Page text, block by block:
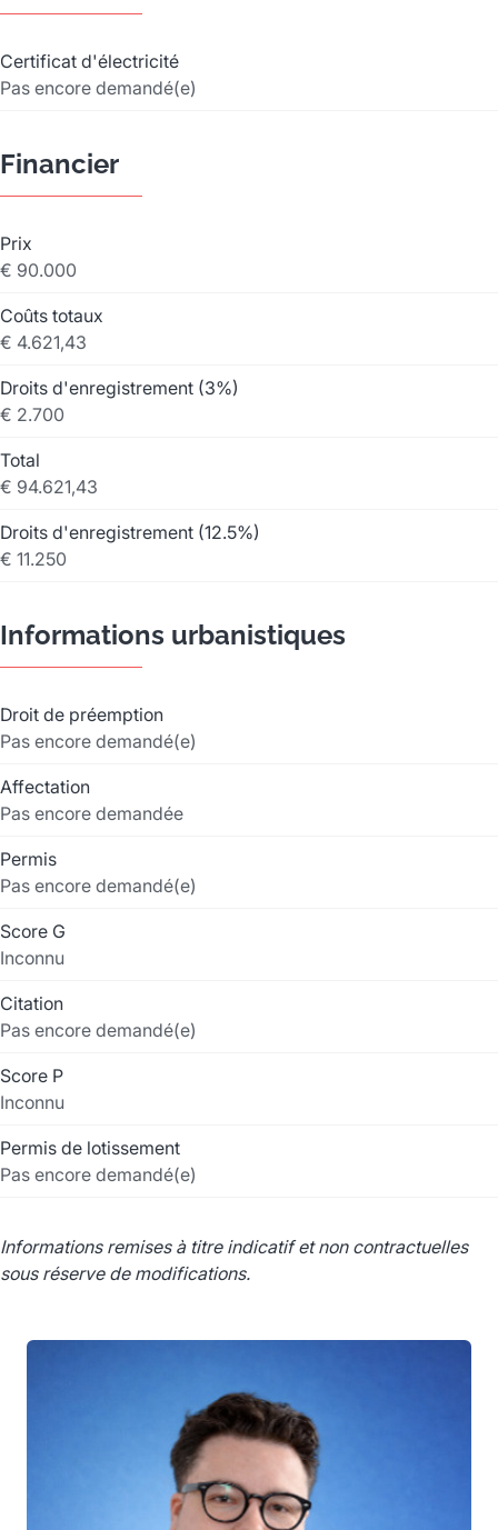
Certificat d'électricité
Pas encore demandé(e)
Financier
Prix
€ 90.000
Coûts totaux
€ 4.621,43
Droits d'enregistrement (3%)
€ 2.700
Total
€ 94.621,43
Droits d'enregistrement (12.5%)
€ 11.250
Informations urbanistiques
Droit de préemption
Pas encore demandé(e)
Affectation
Pas encore demandée
Permis
Pas encore demandé(e)
Score G
Inconnu
Citation
Pas encore demandé(e)
Score P
Inconnu
Permis de lotissement
Pas encore demandé(e)
Informations remises à titre indicatif et non contractuelles
sous réserve de modifications.